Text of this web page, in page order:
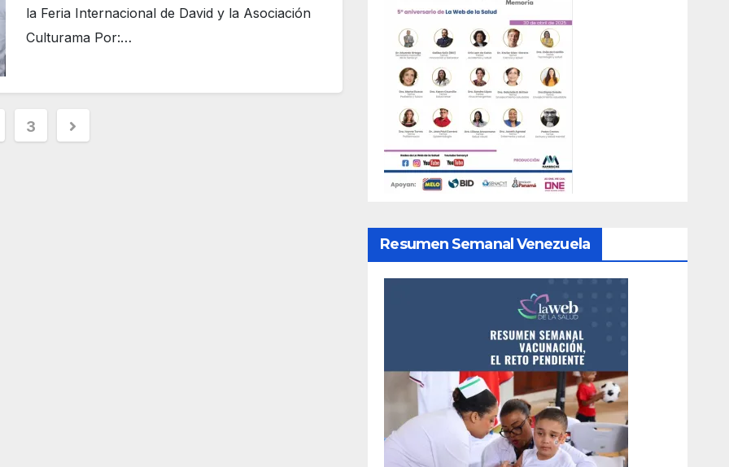
la Feria Internacional de David y la Asociación
Culturama Por:…
3
Resumen Semanal Venezuela